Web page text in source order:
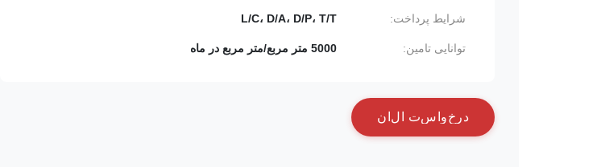
شرایط پرداخت: L/C، D/A، D/P، T/T
توانایی تامین: 5000 متر مربع/متر مربع در ماه
در خو ست ل ن